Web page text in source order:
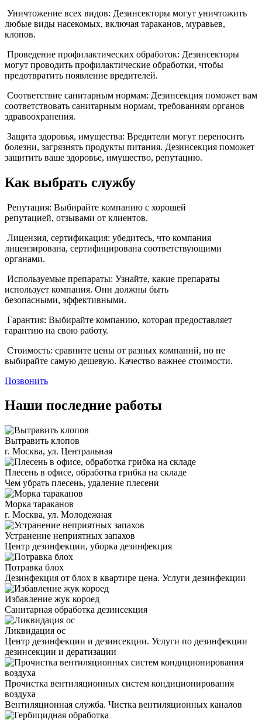
Уничтожение всех видов: Дезинсекторы могут уничтожить
любые виды насекомых, включая тараканов, муравьев,
клопов.
Проведение профилактических обработок: Дезинсекторы
могут проводить профилактические обработки, чтобы
предотвратить появление вредителей.
Соответствие санитарным нормам: Дезинсекция поможет вам
соответствовать санитарным нормам, требованиям органов
здравоохранения.
Защита здоровья, имущества: Вредители могут переносить
болезни, загрязнять продукты питания. Дезинсекция поможет
защитить ваше здоровье, имущество, репутацию.
Как выбрать службу
Репутация: Выбирайте компанию с хорошей
репутацией, отзывами от клиентов.
Лицензия, сертификация: убедитесь, что компания
лицензирована, сертифицирована соответствующими
органами.
Используемые препараты: Узнайте, какие препараты
использует компания. Они должны быть
безопасными, эффективными.
Гарантия: Выбирайте компанию, которая предоставляет
гарантию на свою работу.
Стоимость: сравните цены от разных компаний, но не
выбирайте самую дешевую. Качество важнее стоимости.
Позвонить
Наши последние работы
Вытравить клопов
г. Москва, ул. Центральная
Плесень в офисе, обработка грибка на складе
Чем убрать плесень, удаление плесени
Морка тараканов
г. Москва, ул. Молодежная
Устранение неприятных запахов
Центр дезинфекции, уборка дезинфекция
Потравка блох
Дезинфекция от блох в квартире цена. Услуги дезинфекции
Избавление жук короед
Санитарная обработка дезинсекция
Ликвидация ос
Центр дезинфекции и дезинсекции. Услуги по дезинфекции
дезинсекции и дератизации
Прочистка вентиляционных систем кондиционирования
воздуха
Вентиляционная служба. Чистка вентиляционных каналов